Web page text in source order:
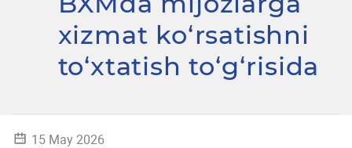
xizmat ko‘rsatishni
to‘xtatish to‘g‘risida
15 May 2026